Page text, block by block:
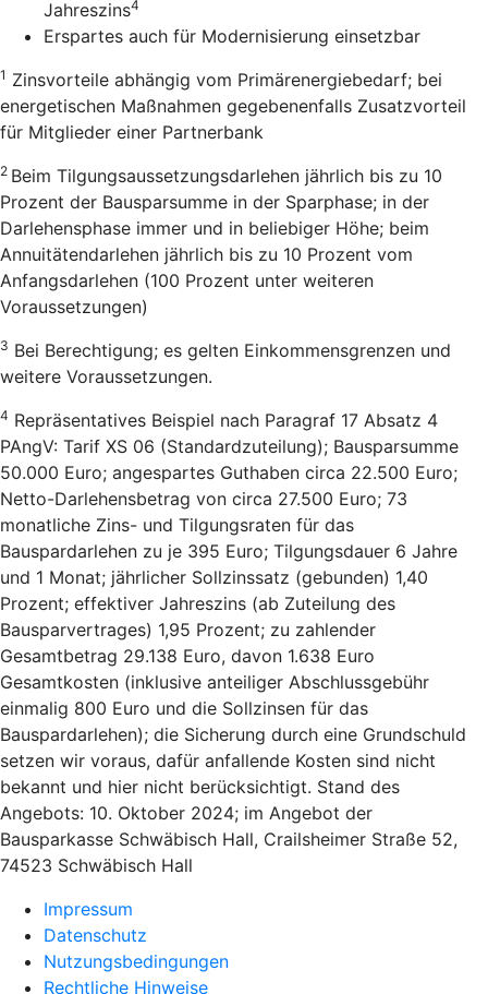
Jahreszins4
Erspartes auch für Modernisierung einsetzbar
1 Zinsvorteile abhängig vom Primärenergiebedarf; bei
energetischen Maßnahmen gegebenenfalls Zusatzvorteil
für Mitglieder einer Partnerbank
2 Beim Tilgungsaussetzungsdarlehen jährlich bis zu 10
Prozent der Bausparsumme in der Sparphase; in der
Darlehensphase immer und in beliebiger Höhe; beim
Annuitätendarlehen jährlich bis zu 10 Prozent vom
Anfangsdarlehen (100 Prozent unter weiteren
Voraussetzungen)
3 Bei Berechtigung; es gelten Einkommensgrenzen und
weitere Voraussetzungen.
4 Repräsentatives Beispiel nach Paragraf 17 Absatz 4
PAngV: Tarif XS 06 (Standardzuteilung); Bausparsumme
50.000 Euro; angespartes Guthaben circa 22.500 Euro;
Netto-Darlehensbetrag von circa 27.500 Euro; 73
monatliche Zins- und Tilgungsraten für das
Bauspardarlehen zu je 395 Euro; Tilgungsdauer 6 Jahre
und 1 Monat; jährlicher Sollzinssatz (gebunden) 1,40
Prozent; effektiver Jahreszins (ab Zuteilung des
Bausparvertrages) 1,95 Prozent; zu zahlender
Gesamtbetrag 29.138 Euro, davon 1.638 Euro
Gesamtkosten (inklusive anteiliger Abschlussgebühr
einmalig 800 Euro und die Sollzinsen für das
Bauspardarlehen); die Sicherung durch eine Grundschuld
setzen wir voraus, dafür anfallende Kosten sind nicht
bekannt und hier nicht berücksichtigt. Stand des
Angebots: 10. Oktober 2024; im Angebot der
Bausparkasse Schwäbisch Hall, Crailsheimer Straße 52,
74523 Schwäbisch Hall
Impressum
Datenschutz
Nutzungsbedingungen
Rechtliche Hinweise